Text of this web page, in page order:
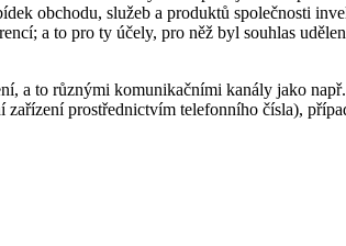
obchodu, služeb a produktů společnosti
a to pro ty účely, pro něž byl souhlas
a to různými komunikačními kanály jako
prostřednictvím telefonního čísla),